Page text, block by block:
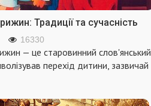
Традиції та сучасність
16330
— це старовинний слов'янський
перехід дитини, зазвичай